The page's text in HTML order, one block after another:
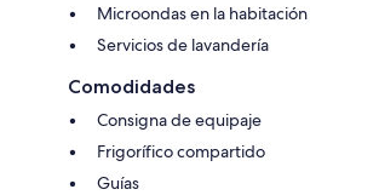
Microondas en la habitación
Servicios de lavandería
Comodidades
Consigna de equipaje
Frigorífico compartido
Guías